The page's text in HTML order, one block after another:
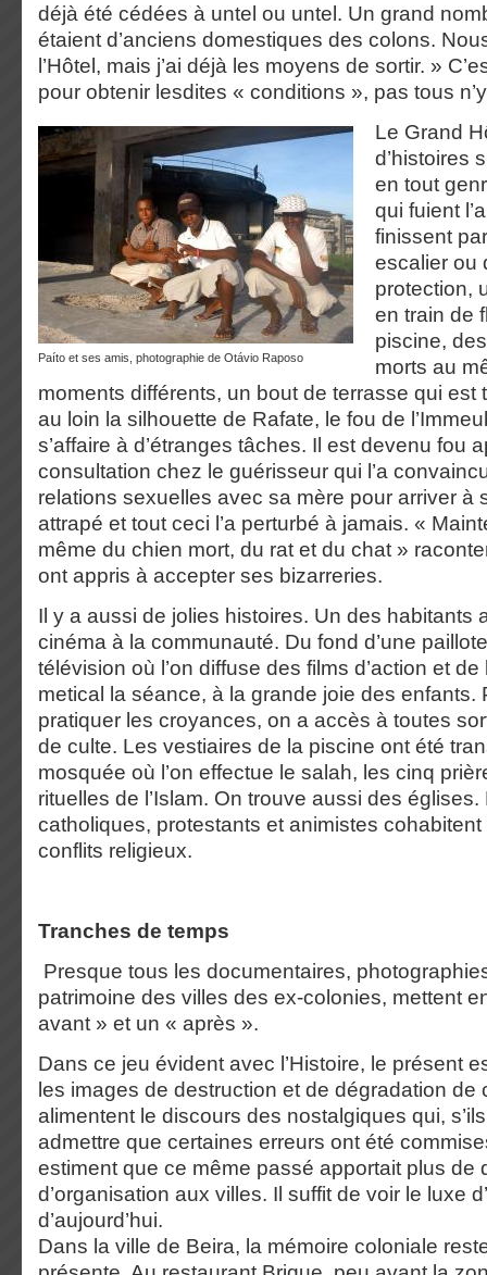
déjà été cédées à untel ou untel. Un grand
étaient d’anciens domestiques des colons.
l’Hôtel, mais j’ai déjà les moyens de sortir. »
pour obtenir lesdites « conditions », pas tous
Paíto et ses amis, photographie de Otávio Raposo
Le Grand
d’histoires
en tout
qui fuient
finissent
escalier ou
protection,
en train de
piscine,
morts au
moments différents, un bout de terrasse qui
au loin la silhouette de Rafate, le fou de
s’affaire à d’étranges tâches. Il est devenu fou
consultation chez le guérisseur qui l’a
relations sexuelles avec sa mère pour arriver à
attrapé et tout ceci l’a perturbé à jamais. «
même du chien mort, du rat et du chat »
ont appris à accepter ses bizarreries.
Il y a aussi de jolies histoires. Un des habitants
cinéma à la communauté. Du fond d’une
télévision où l’on diffuse des films d’action et
metical la séance, à la grande joie des enfants.
pratiquer les croyances, on a accès à toutes
de culte. Les vestiaires de la piscine ont été
mosquée où l’on effectue le salah, les cinq
rituelles de l’Islam. On trouve aussi des
catholiques, protestants et animistes cohabitent
conflits religieux.
Tranches de temps
Presque tous les documentaires,
patrimoine des villes des ex-colonies, mettent
avant » et un « après ».
Dans ce jeu évident avec l’Histoire, le présent
les images de destruction et de dégradation de
alimentent le discours des nostalgiques qui,
admettre que certaines erreurs ont été
estiment que ce même passé apportait plus de
d’organisation aux villes. Il suffit de voir le luxe
d’aujourd’hui.
Dans la ville de Beira, la mémoire coloniale